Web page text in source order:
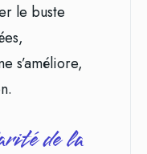
le buste
s’améliore,
de la